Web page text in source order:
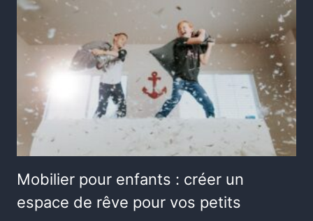
Mobilier pour enfants : créer un
espace de rêve pour vos petits